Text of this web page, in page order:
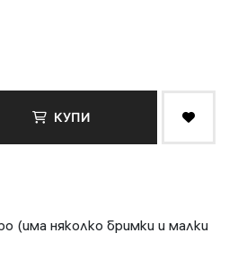
КУПИ
(има няколко бримки и малки